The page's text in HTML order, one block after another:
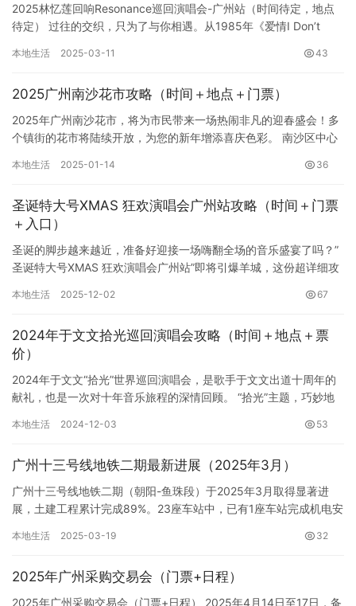
2025林忆莲回响Resonance巡回演唱会-广州站（时间待定，地点
待定） 过往的交织，只为了与你相遇。从1985年《爱情I Don’t
本地生活 2025-03-11 43
2025广州南沙花市攻略（时间＋地点＋门票）
2025年广州南沙花市，将为市民带来一场热闹非凡的迎春盛会！多
个镇街的花市将陆续开放，为您的新年增添喜庆色彩。 南沙区中心
本地生活 2025-01-14 36
圣诞特大号XMAS 狂欢演唱会广州站攻略（时间＋门票
＋入口）
圣诞的脚步越来越近，准备好迎接一场嗨翻全场的音乐盛宴了吗？”
圣诞特大号XMAS 狂欢演唱会广州站”即将引爆羊城，这份超详细攻
本地生活 2025-12-02 67
2024年于文文拾光巡回演唱会攻略（时间＋地点＋票
价）
2024年于文文“拾光”世界巡回演唱会，是歌手于文文出道十周年的
献礼，也是一次对十年音乐旅程的深情回顾。 “拾光”主题，巧妙地
本地生活 2024-12-03 53
广州十三号线地铁二期最新进展（2025年3月）
广州十三号线地铁二期（朝阳-鱼珠段）于2025年3月取得显著进
展，土建工程累计完成89%。23座车站中，已有1座车站完成机电安
本地生活 2025-03-19 32
2025年广州采购交易会（门票+日程）
2025年广州采购交易会（门票+日程） 2025年4月14日至17日，备